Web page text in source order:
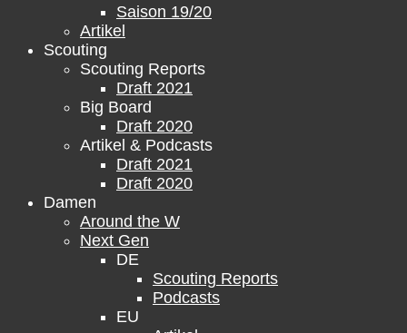
Saison 19/20
Artikel
Scouting
Scouting Reports
Draft 2021
Big Board
Draft 2020
Artikel & Podcasts
Draft 2021
Draft 2020
Damen
Around the W
Next Gen
DE
Scouting Reports
Podcasts
EU